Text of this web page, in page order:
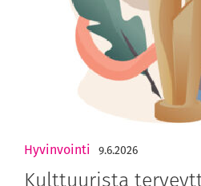
Hyvinvointi 9.6.2026
Kulttuurista